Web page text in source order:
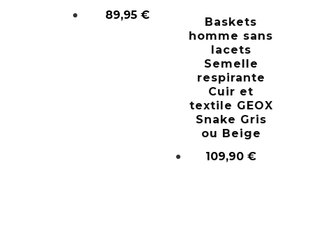
89,95 €
Baskets
homme sans
lacets
Semelle
respirante
Cuir et
textile GEOX
Snake Gris
ou Beige
109,90 €